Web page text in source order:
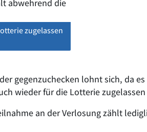
zugelassen
gegenzuchecken lohnt sich, da
wieder für die Lotterie
an der Verlosung zählt